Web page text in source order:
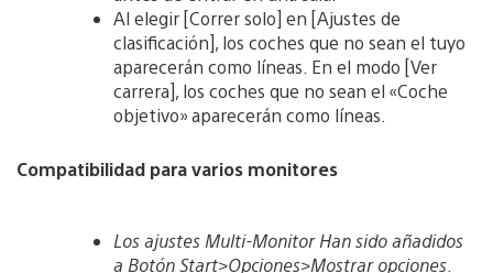
Al elegir [Correr solo] en [Ajustes de
clasificación], los coches que no sean el tuyo
aparecerán como líneas. En el modo [Ver
carrera], los coches que no sean el «Coche
objetivo» aparecerán como líneas.
Compatibilidad para varios monitores
Los ajustes Multi-Monitor Han sido añadidos
a Botón Start>Opciones>Mostrar opciones